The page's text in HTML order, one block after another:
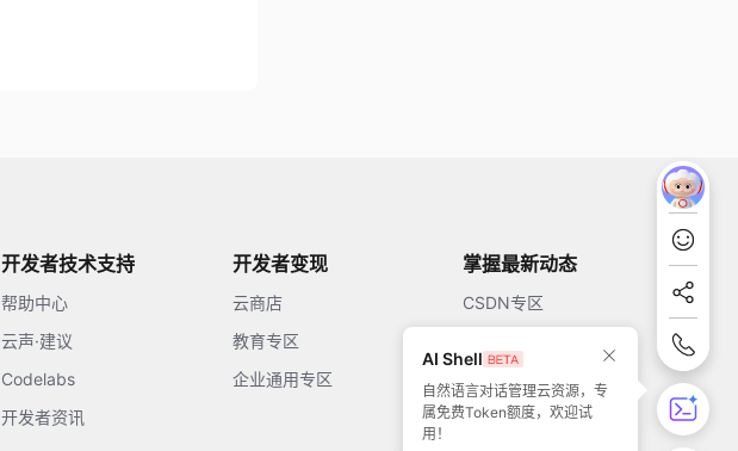
AI Shell
自然语言对话管理云资源，专
属免费Token额度，欢迎试
用！
开发者技术支持
帮助中心
云声·建议
Codelabs
开发者资讯
开发者变现
云商店
教育专区
企业通用专区
掌握最新动态
CSDN专区
开源中国
51CTO